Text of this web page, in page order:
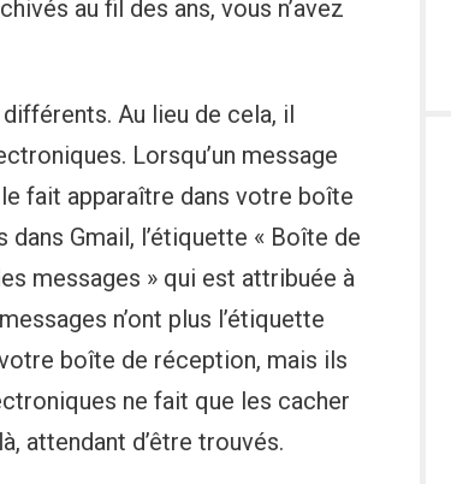
au fil des ans, vous n’avez
Au lieu de cela, il
Lorsqu’un message
fait apparaître dans votre boîte
Gmail, l’étiquette « Boîte de
messages » qui est attribuée à
n’ont plus l’étiquette
boîte de réception, mais ils
ne fait que les cacher
attendant d’être trouvés.